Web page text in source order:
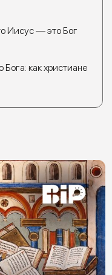
Иисус — это Бог
как христиане